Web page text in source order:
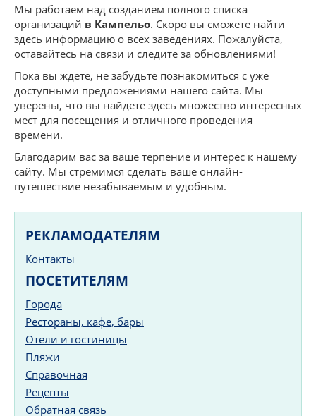
ПРЕДЛОЖЕНИЯ
СТАТЬИ
УСЛУГИ
Мы работаем над созданием полного списка
организаций в Кампельо. Скоро вы сможете найти
здесь информацию о всех заведениях. Пожалуйста,
оставайтесь на связи и следите за обновлениями!
Пока вы ждете, не забудьте познакомиться с уже
доступными предложениями нашего сайта. Мы
уверены, что вы найдете здесь множество интересных
мест для посещения и отличного проведения
времени.
Благодарим вас за ваше терпение и интерес к нашему
сайту. Мы стремимся сделать ваше онлайн-
путешествие незабываемым и удобным.
РЕКЛАМОДАТЕЛЯМ
Контакты
ПОСЕТИТЕЛЯМ
Города
Рестораны, кафе, бары
Отели и гостиницы
Пляжи
Справочная
Рецепты
Обратная связь